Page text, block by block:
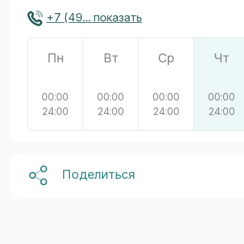
+7 (49... показать
Пн
00:00
24:00
Вт
00:00
24:00
Ср
00:00
24:00
Чт
00:00
24:00
Поделиться